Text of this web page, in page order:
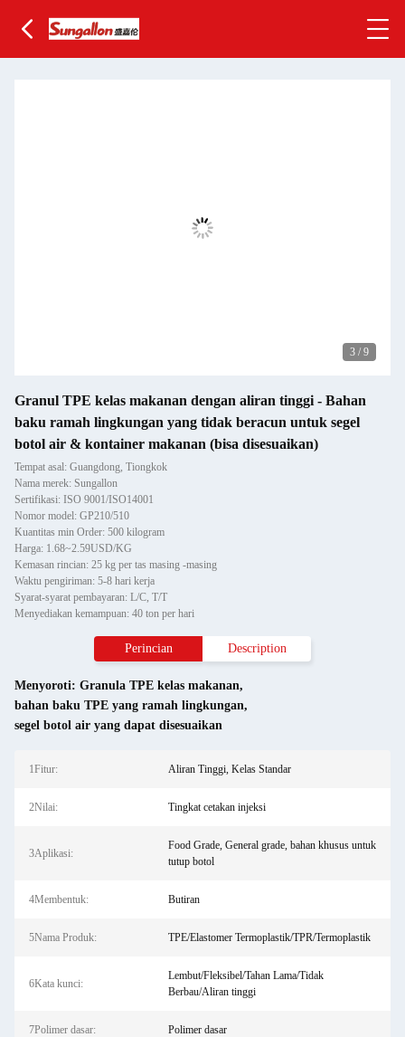
3 / 9
Granul TPE kelas makanan dengan aliran tinggi - Bahan
baku ramah lingkungan yang tidak beracun untuk segel
botol air & kontainer makanan (bisa disesuaikan)
Tempat asal: Guangdong, Tiongkok
Nama merek: Sungallon
Sertifikasi: ISO 9001/ISO14001
Nomor model: GP210/510
Kuantitas min Order: 500 kilogram
Harga: 1.68~2.59USD/KG
Kemasan rincian: 25 kg per tas masing -masing
Waktu pengiriman: 5-8 hari kerja
Syarat-syarat pembayaran: L/C, T/T
Menyediakan kemampuan: 40 ton per hari
Perincian Description
Menyoroti: Granula TPE kelas makanan,
bahan baku TPE yang ramah lingkungan,
segel botol air yang dapat disesuaikan
1Fitur: Aliran Tinggi, Kelas Standar
2Nilai: Tingkat cetakan injeksi
3Aplikasi:
Food Grade, General grade, bahan khusus untuk
tutup botol
4Membentuk: Butiran
5Nama Produk: TPE/Elastomer Termoplastik/TPR/Termoplastik
6Kata kunci:
Lembut/Fleksibel/Tahan Lama/Tidak
Berbau/Aliran tinggi
7Polimer dasar: Polimer dasar